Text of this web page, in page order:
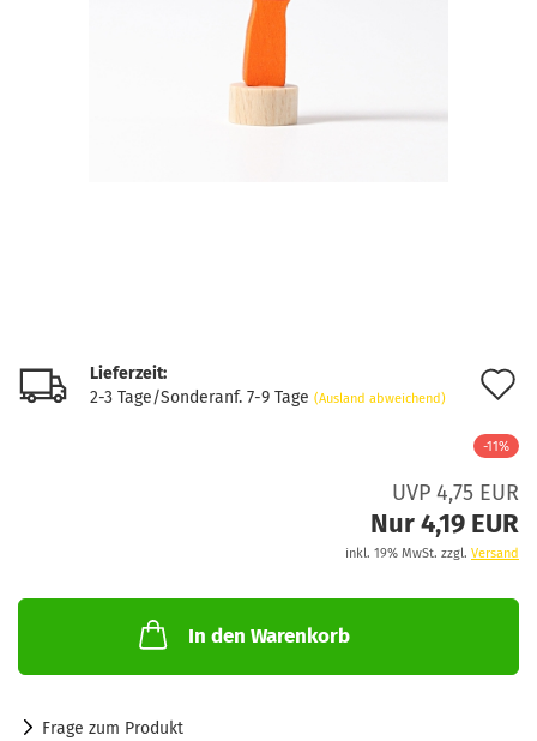
Lieferzeit:
2-3 Tage/Sonderanf. 7-9 Tage (Ausland abweichend)
-11%
UVP 4,75 EUR
Nur 4,19 EUR
inkl. 19% MwSt. zzgl. Versand
In den Warenkorb
Frage zum Produkt